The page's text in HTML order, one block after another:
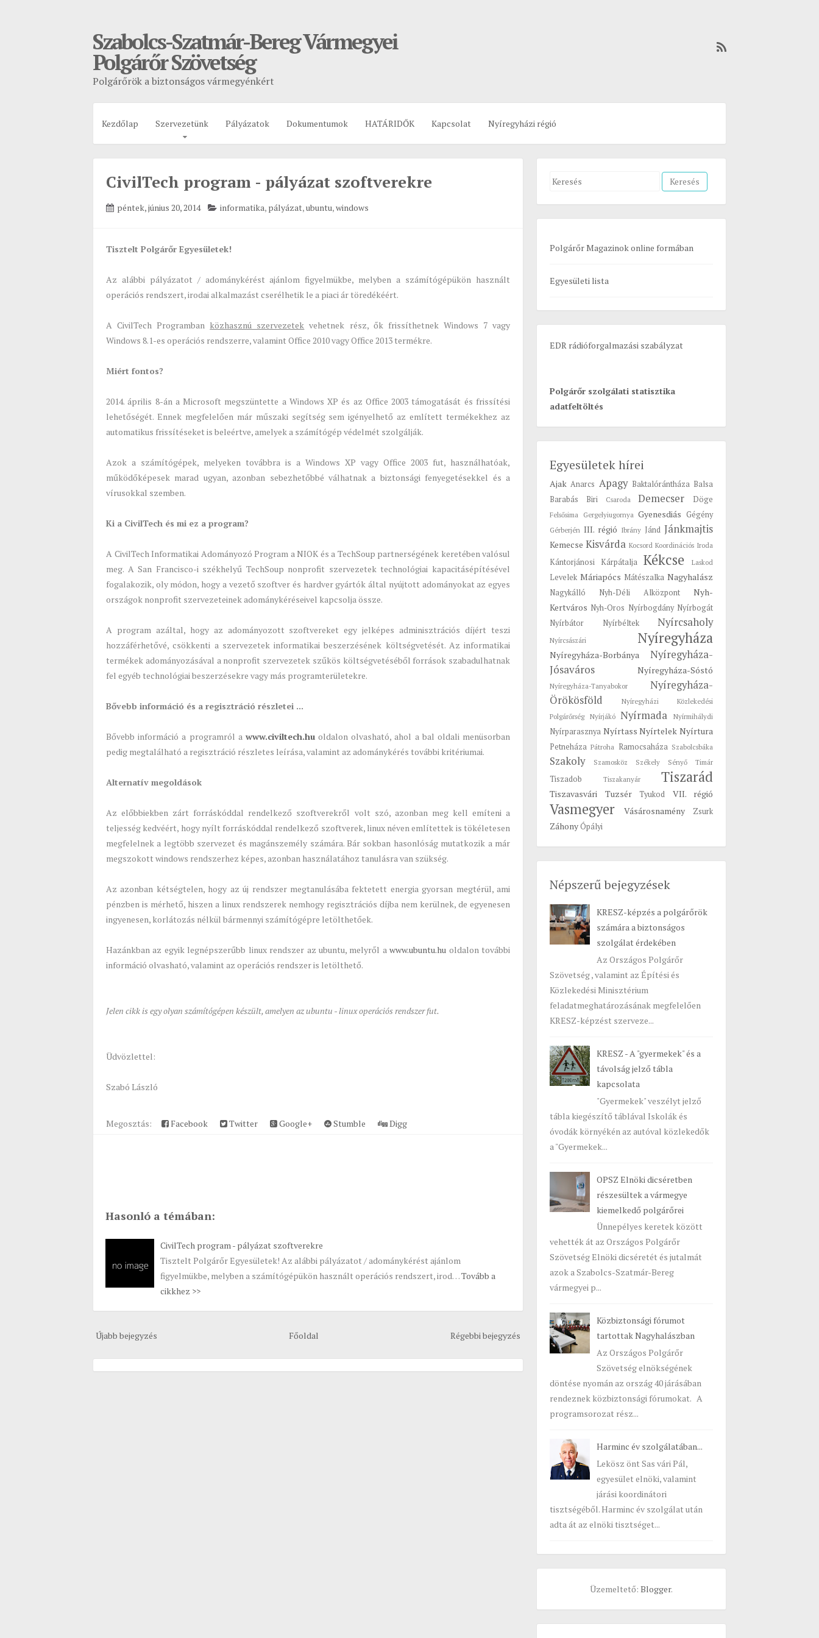
Szabolcs-Szatmár-Bereg Vármegyei
Polgárőr Szövetség
Polgárőrök a biztonságos vármegyénkért
Kezdőlap Szervezetünk Pályázatok Dokumentumok HATÁRIDŐK Kapcsolat Nyíregyházi régió
CivilTech program - pályázat szoftverekre
péntek, június 20, 2014 informatika, pályázat,ubuntu,windows
Tisztelt Polgárőr Egyesületek!
Az alábbi pályázatot / adománykérést ajánlom figyelmükbe, melyben a számítógépükön használt
operációs rendszert, irodai alkalmazást cserélhetik le a piaci ár töredékéért.
A CivilTech Programban közhasznú szervezetek vehetnek rész, ők frissíthetnek Windows 7 vagy
Windows 8.1-es operációs rendszerre, valamint Office 2010 vagy Office 2013 termékre.
Miért fontos?
2014. április 8-án a Microsoft megszüntette a Windows XP és az Office 2003 támogatását és frissítési
lehetőségét. Ennek megfelelően már műszaki segítség sem igényelhető az említett termékekhez az
automatikus frissítéseket is beleértve, amelyek a számítógép védelmét szolgálják.
Azok a számítógépek, melyeken továbbra is a Windows XP vagy Office 2003 fut, használhatóak,
működőképesek marad ugyan, azonban sebezhetőbbé válhatnak a biztonsági fenyegetésekkel és a
vírusokkal szemben.
Ki a CivilTech és mi ez a program?
A CivilTech Informatikai Adományozó Program a NIOK és a TechSoup partnerségének keretében valósul
meg. A San Francisco-i székhelyű TechSoup nonprofit szervezetek technológiai kapacitásépítésével
fogalakozik, oly módon, hogy a vezető szoftver és hardver gyártók által nyújtott adományokat az egyes
országok nonprofit szervezeteinek adománykéréseivel kapcsolja össze.
A program azáltal, hogy az adományozott szoftvereket egy jelképes adminisztrációs díjért teszi
hozzáférhetővé, csökkenti a szervezetek informatikai beszerzésének költségvetését. Az informatikai
termékek adományozásával a nonprofit szervezetek szűkös költségvetéséből források szabadulhatnak
fel egyéb technológiai beszerzésekre vagy más programterületekre.
Bővebb információ és a regisztráció részletei ...
Bővebb információ a programról a www.civiltech.huoldalon olvasható, ahol a bal oldali menüsorban
pedig megtalálható a regisztráció részletes leírása, valamint az adománykérés további kritériumai.
Alternatív megoldások
Az előbbiekben zárt forráskóddal rendelkező szoftverekről volt szó, azonban meg kell emíteni a
teljesség kedvéért, hogy nyílt forráskóddal rendelkező szoftverek, linux néven említettek is tökéletesen
megfelelnek a legtöbb szervezet és magánszemély számára. Bár sokban hasonlóság mutatkozik a már
megszokott windows rendszerhez képes, azonban használatához tanulásra van szükség.
Az azonban kétségtelen, hogy az új rendszer megtanulásába fektetett energia gyorsan megtérül, ami
pénzben is mérhető, hiszen a linux rendszerek nemhogy regisztrációs díjba nem kerülnek, de egyenesen
ingyenesen, korlátozás nélkül bármennyi számítógépre letölthetőek.
Hazánkban az egyik legnépszerűbb linux rendszer az ubuntu, melyről awww.ubuntu.hu oldalon további
információ olvasható, valamint az operációs rendszer is letölthető.
Jelen cikk is egy olyan számítógépen készült, amelyen az ubuntu - linux operációs rendszer fut.
Üdvözlettel:
Szabó László
Megosztás: Facebook Twitter Google+ Stumble Digg
Hasonló a témában:
CivilTech program - pályázat szoftverekre
Tisztelt Polgárőr Egyesületek! Az alábbi pályázatot / adománykérést ajánlom
figyelmükbe, melyben a számítógépükön használt operációs rendszert, irod…Tovább a
cikkhez >>
Újabb bejegyzés Régebbi bejegyzés
Főoldal
S
h
o
Polgárőr Magazinok online formában
Egyesületi lista
EDR rádióforgalmazási szabályzat
Polgárőr szolgálati statisztika
adatfeltöltés
Egyesületek hírei
Ajak Anarcs Apagy Baktalórántháza Balsa
Barabás
Biri Csaroda Demecser Döge
Felsősima Gergelyiugornya Gyenesdiás Gégény
Gérberjén III. régió Ibrány Jánd Jánkmajtis
Kemecse Kisvárda Kocsord Koordinációs Iroda
Kántorjánosi Kárpátalja Kékcse Laskod
Levelek Máriapócs Mátészalka Nagyhalász
Nagykálló Nyh-Déli Alközpont
Nyh-
Kertváros Nyh-Oros Nyírbogdány Nyírbogát
Nyírbátor
Nyírbéltek Nyírcsaholy
Nyírcsászári Nyíregyháza
Nyíregyháza-Borbánya
Nyíregyháza-
Jósaváros
Nyíregyháza-Sóstó
Nyíregyháza-Tanyabokor
Nyíregyháza-
Örökösföld
Nyíregyházi Közlekedési
Polgárőrség Nyírjákó Nyírmada Nyírmihálydi
Nyírparasznya Nyírtass Nyírtelek Nyírtura
Petneháza Pátroha Ramocsaháza Szabolcsbáka
Szakoly Szamosköz Székely Sényő Timár
Tiszadob Tiszakanyár Tiszarád
Tiszavasvári Tuzsér Tyukod VII. régió
Vasmegyer Vásárosnamény Zsurk
Záhony Ópályi
Népszerű bejegyzések
KRESZ-képzés a polgárőrök
számára a biztonságos
szolgálat érdekében
Az Országos Polgárőr
Szövetség , valamint az Építési és
Közlekedési Minisztérium
feladatmeghatározásának megfelelően
KRESZ-képzést szerveze...
KRESZ - A "gyermekek" és a
távolság jelző tábla
kapcsolata
"Gyermekek" veszélyt jelző
tábla kiegészítő táblával Iskolák és
óvodák környékén az autóval közlekedők
a "Gyermekek...
OPSZ Elnöki dicséretben
részesültek a vármegye
kiemelkedő polgárőrei
Ünnepélyes keretek között
vehették át az Országos Polgárőr
Szövetség Elnöki dicséretét és jutalmát
azok a Szabolcs-Szatmár-Bereg
vármegyei p...
Közbiztonsági fórumot
tartottak Nagyhalászban
Az Országos Polgárőr
Szövetség elnökségének
döntése nyomán az ország 40 járásában
rendeznek közbiztonsági fórumokat. A
programsorozat rész...
Harminc év szolgálatában...
Lekösz önt Sas vári Pál,
egyesület elnöki, valamint
járási koordinátori
tisztségéből. Harminc év szolgálat után
adta át az elnöki tisztséget...
Üzemeltető: Blogger.